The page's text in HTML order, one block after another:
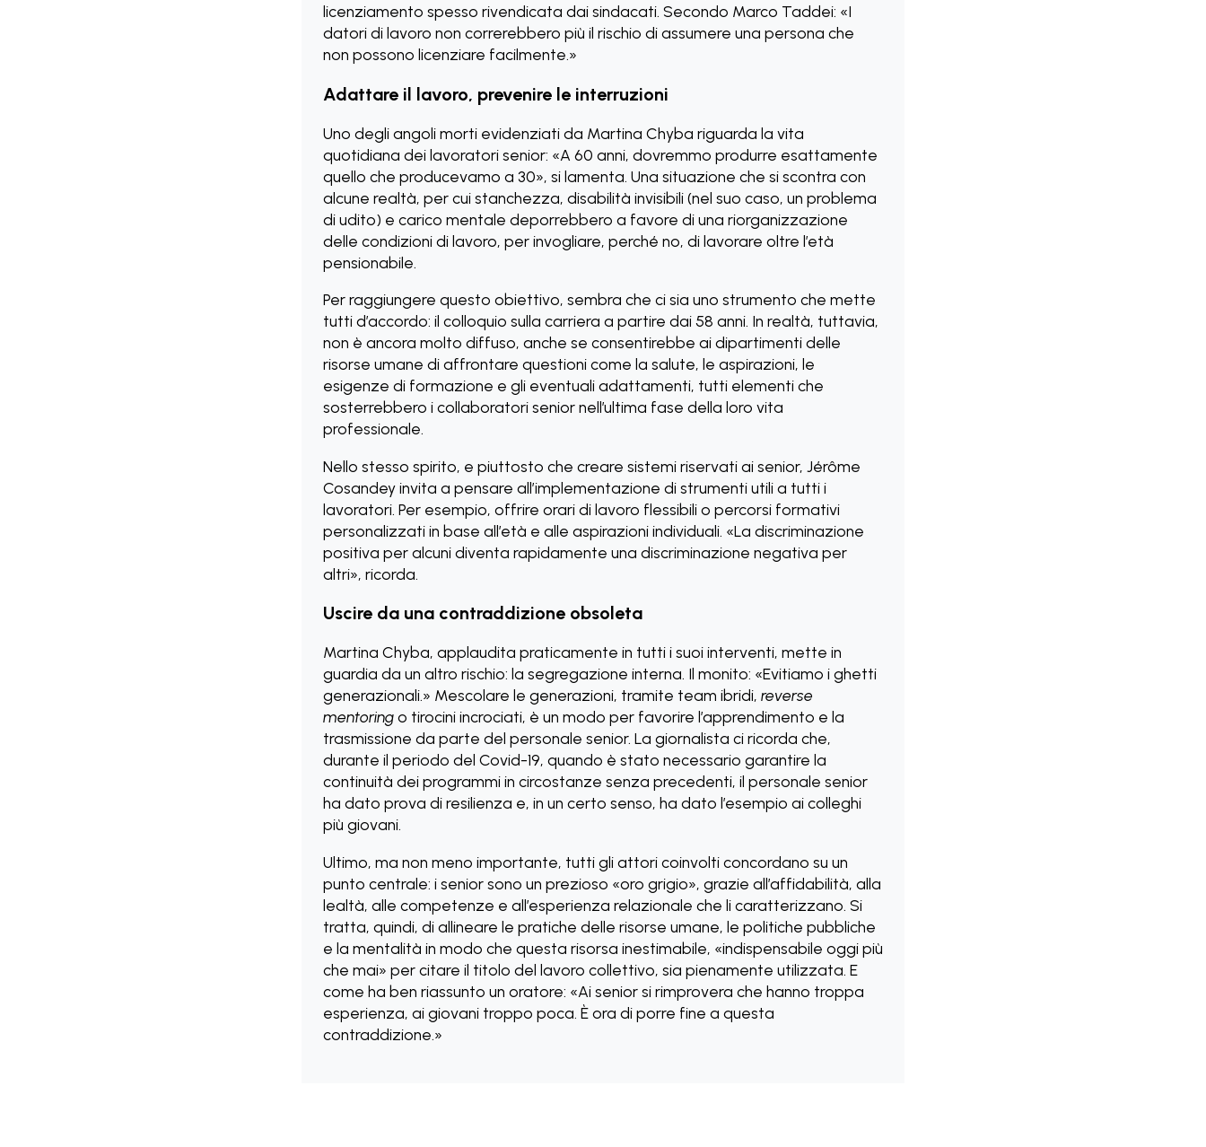
licenziamento spesso rivendicata dai sindacati. Secondo Marco Taddei: «I
datori di lavoro non correrebbero più il rischio di assumere una persona che
non possono licenziare facilmente.»
Adattare il lavoro, prevenire le interruzioni
Uno degli angoli morti evidenziati da Martina Chyba riguarda la vita
quotidiana dei lavoratori senior: «A 60 anni, dovremmo produrre esattamente
quello che producevamo a 30», si lamenta. Una situazione che si scontra con
alcune realtà, per cui stanchezza, disabilità invisibili (nel suo caso, un problema
di udito) e carico mentale deporrebbero a favore di una riorganizzazione
delle condizioni di lavoro, per invogliare, perché no, di lavorare oltre l’età
pensionabile.
Per raggiungere questo obiettivo, sembra che ci sia uno strumento che mette
tutti d’accordo: il colloquio sulla carriera a partire dai 58 anni. In realtà, tuttavia,
non è ancora molto diffuso, anche se consentirebbe ai dipartimenti delle
risorse umane di affrontare questioni come la salute, le aspirazioni, le
esigenze di formazione e gli eventuali adattamenti, tutti elementi che
sosterrebbero i collaboratori senior nell’ultima fase della loro vita
professionale.
Nello stesso spirito, e piuttosto che creare sistemi riservati ai senior, Jérôme
Cosandey invita a pensare all’implementazione di strumenti utili a tutti i
lavoratori. Per esempio, offrire orari di lavoro flessibili o percorsi formativi
personalizzati in base all’età e alle aspirazioni individuali. «La discriminazione
positiva per alcuni diventa rapidamente una discriminazione negativa per
altri», ricorda.
Uscire da una contraddizione obsoleta
Martina Chyba, applaudita praticamente in tutti i suoi interventi, mette in
guardia da un altro rischio: la segregazione interna. Il monito: «Evitiamo i ghetti
generazionali.» Mescolare le generazioni, tramite team ibridi, reverse
mentoringo tirocini incrociati, è un modo per favorire l’apprendimento e la
trasmissione da parte del personale senior. La giornalista ci ricorda che,
durante il periodo del Covid-19, quando è stato necessario garantire la
continuità dei programmi in circostanze senza precedenti, il personale senior
ha dato prova di resilienza e, in un certo senso, ha dato l’esempio ai colleghi
più giovani.
Ultimo, ma non meno importante, tutti gli attori coinvolti concordano su un
punto centrale: i senior sono un prezioso «oro grigio», grazie all’affidabilità, alla
lealtà, alle competenze e all’esperienza relazionale che li caratterizzano. Si
tratta, quindi, di allineare le pratiche delle risorse umane, le politiche pubbliche
e la mentalità in modo che questa risorsa inestimabile, «indispensabile oggi più
che mai» per citare il titolo del lavoro collettivo, sia pienamente utilizzata. E
come ha ben riassunto un oratore: «Ai senior si rimprovera che hanno troppa
esperienza, ai giovani troppo poca. È ora di porre fine a questa
contraddizione.»